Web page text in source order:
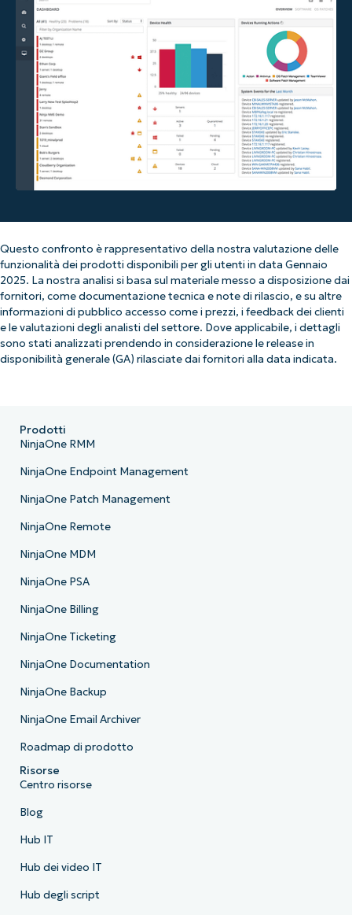
Questo confronto è rappresentativo della nostra valutazione delle
funzionalità dei prodotti disponibili per gli utenti in data Gennaio
2025. La nostra analisi si basa sul materiale messo a disposizione dai
fornitori, come documentazione tecnica e note di rilascio, e su altre
informazioni di pubblico accesso come i prezzi, i feedback dei clienti
e le valutazioni degli analisti del settore. Dove applicabile, i dettagli
sono stati analizzati prendendo in considerazione le release in
disponibilità generale (GA) rilasciate dai fornitori alla data indicata.
Prodotti
NinjaOne RMM
NinjaOne Endpoint Management
NinjaOne Patch Management
NinjaOne Remote
NinjaOne MDM
NinjaOne PSA
NinjaOne Billing
NinjaOne Ticketing
NinjaOne Documentation
NinjaOne Backup
NinjaOne Email Archiver
Roadmap di prodotto
Risorse
Centro risorse
Blog
Hub IT
Hub dei video IT
Hub degli script